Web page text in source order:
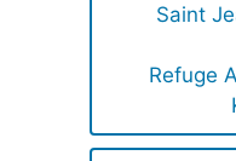
Saint
Refuge